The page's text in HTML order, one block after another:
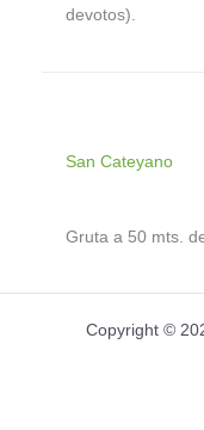
devotos).
San Cateyano
Gruta a 50 mts.
Copyright ©